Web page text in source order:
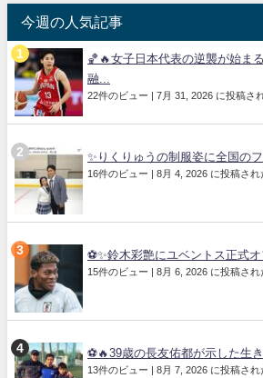
今週の人気記事
🏀🔥女子日本代表の逆襲が始ま
融...
22件のビュー 7月 31, 2026 に投稿さ
✨りくりゅうの制服姿に全国の
16件のビュー 8月 4, 2026 に投稿され
⚽✨鈴木彩艶にユベントス正式オ
15件のビュー 8月 6, 2026 に投稿され
⚽🔥39歳の長友佑都が示した生
13件のビュー 8月 7, 2026 に投稿され